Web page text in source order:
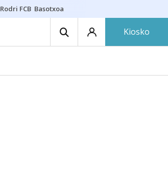
Rodri FCB Basotxoa
Kiosko